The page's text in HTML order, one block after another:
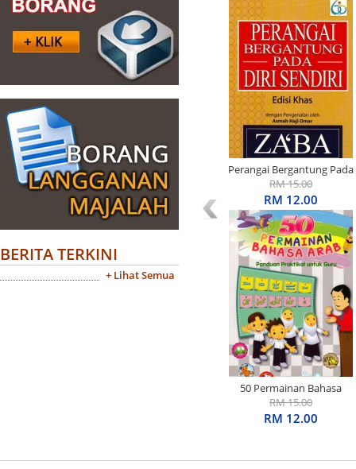
BERITA TERKINI
+ Lihat Semua
Perangai Bergantung Pada
Diri Sendiri Edisi Khas
RM 15.00
RM 12.00
50 Permainan Bahasa
Arab: Panduan Praktikal
untuk Guru
RM 15.00
RM 12.00